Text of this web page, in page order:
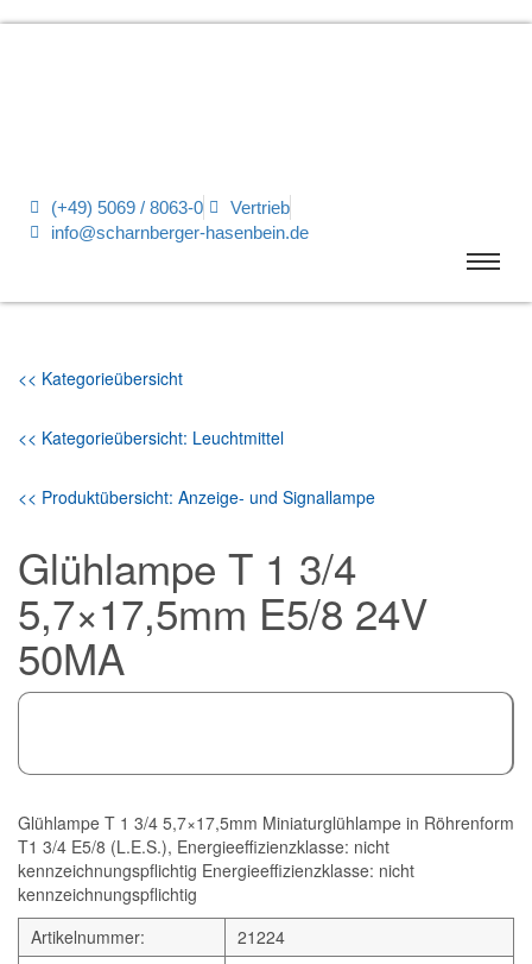
(+49) 5069 / 8063-0
Vertrieb
info@scharnberger-hasenbein.de
<< Kategorieübersicht
<< Kategorieübersicht: Leuchtmittel
<< Produktübersicht: Anzeige- und Signallampe
Glühlampe T 1 3/4
5,7×17,5mm E5/8 24V
50MA
Glühlampe T 1 3/4 5,7×17,5mm Miniaturglühlampe in Röhrenform
T1 3/4 E5/8 (L.E.S.), Energieeffizienzklasse: nicht
kennzeichnungspflichtig Energieeffizienzklasse: nicht
kennzeichnungspflichtig
Artikelnummer:
21224